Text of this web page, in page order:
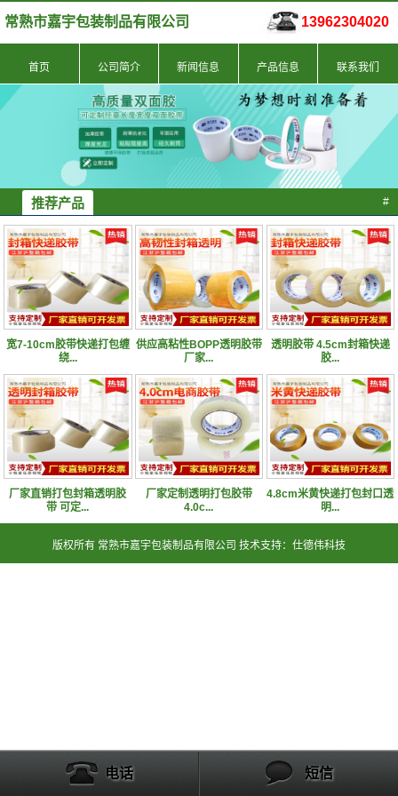
常熟市嘉宇包装制品有限公司 13962304020
首页 公司简介 新闻信息 产品信息 联系我们
推荐产品 #
宽7-10cm胶带快递打包缠
绕...
供应高粘性BOPP透明胶带
厂家...
透明胶带 4.5cm封箱快递
胶...
厂家直销打包封箱透明胶
带 可定...
厂家定制透明打包胶带
4.0c...
4.8cm米黄快递打包封口透
明...
版权所有 常熟市嘉宇包装制品有限公司 技术支持：仕德伟科技
电话 短信